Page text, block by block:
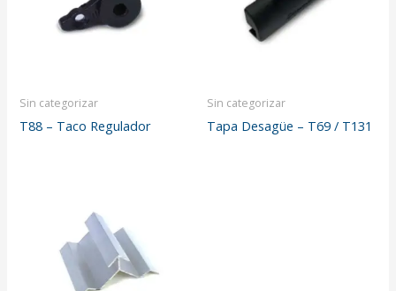
Sin categorizar
T88 – Taco Regulador
Sin categorizar
Tapa Desagüe – T69 / T131